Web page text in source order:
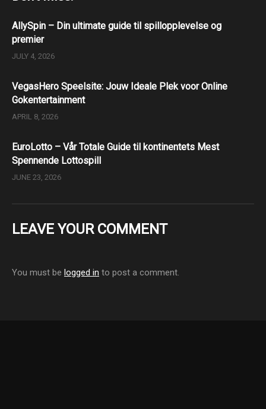
AllySpin – Din ultimate guide til spillopplevelse og
premier
JULY 4, 2026
VegasHero Speelsite: Jouw Ideale Plek voor Online
Gokentertainment
APRIL 8, 2026
EuroLotto – Vår Totale Guide til kontinentets Mest
Spennende Lottospill
JUNE 23, 2026
LEAVE YOUR COMMENT
You must be logged in to post a comment.